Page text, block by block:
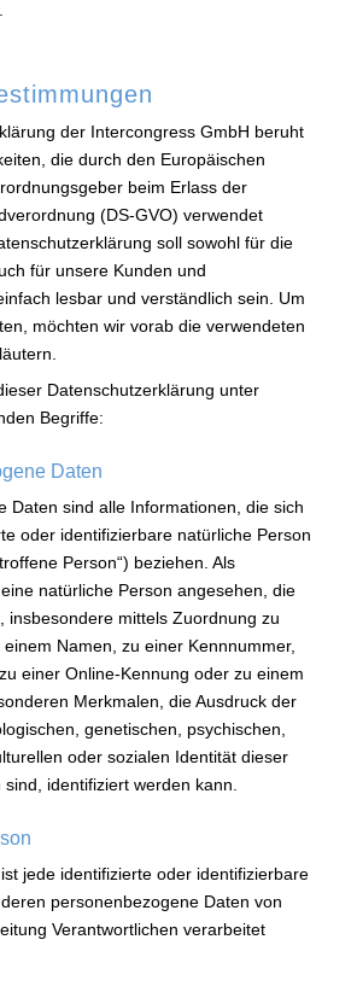
der Intercongress GmbH beruht
die durch den Europäischen
beim Erlass der
(DS-GVO) verwendet
soll sowohl für die
für unsere Kunden und
lesbar und verständlich sein. Um
möchten wir vorab die verwendeten
Datenschutzerklärung unter
Begriffe:
Daten
Daten sind alle Informationen, die sich
oder identifizierbare natürliche Person
Person“) beziehen. Als
natürliche Person angesehen, die
insbesondere mittels Zuordnung zu
Namen, zu einer Kennnummer,
einer Online-Kennung oder zu einem
Merkmalen, die Ausdruck der
genetischen, psychischen,
oder sozialen Identität dieser
identifiziert werden kann.
jede identifizierte oder identifizierbare
personenbezogene Daten von
Verantwortlichen verarbeitet